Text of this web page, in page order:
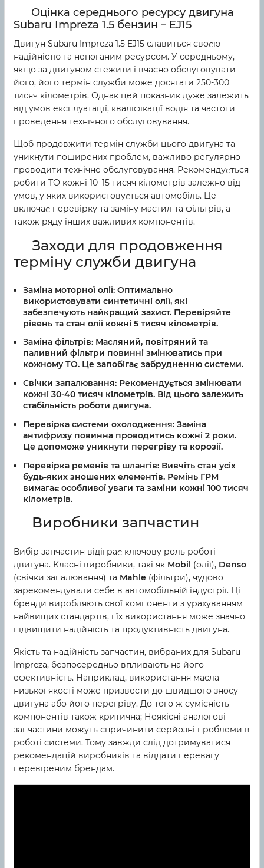
Оцінка середнього ресурсу двигуна
Subaru Impreza 1.5 бензин – EJ15
Двигун Subaru Impreza 1.5 EJ15 славиться своєю
надійністю та непоганим ресурсом. У середньому,
якщо за двигуном стежити і вчасно обслуговувати
його, його термін служби може досягати 250-300
тисяч кілометрів. Однак цей показник дуже залежить
від умов експлуатації, кваліфікації водія та частоти
проведення технічного обслуговування.
Щоб продовжити термін служби цього двигуна та
уникнути поширених проблем, важливо регулярно
проводити технічне обслуговування. Рекомендується
робити ТО кожні 10–15 тисяч кілометрів залежно від
умов, у яких використовується автомобіль. Це
включає перевірку та заміну мастил та фільтрів, а
також ряду інших важливих компонентів.
Заходи для продовження
терміну служби двигуна
Заміна моторної олії: Оптимально
використовувати синтетичні олії, які
забезпечують найкращий захист. Перевіряйте
рівень та стан олії кожні 5 тисяч кілометрів.
Заміна фільтрів: Масляний, повітряний та
паливний фільтри повинні змінюватись при
кожному ТО. Це запобігає забрудненню системи.
Свічки запалювання: Рекомендується змінювати
кожні 30-40 тисяч кілометрів. Від цього залежить
стабільність роботи двигуна.
Перевірка системи охолодження: Заміна
антифризу повинна проводитись кожні 2 роки.
Це допоможе уникнути перегріву та корозії.
Перевірка ременів та шлангів: Вивчіть стан усіх
будь-яких зношених елементів. Ремінь ГРМ
вимагає особливої уваги та заміни кожні 100 тисяч
кілометрів.
Виробники запчастин
Вибір запчастин відіграє ключову роль роботі
двигуна. Класні виробники, такі як Mobil (олії), Denso
(свічки запалювання) та Mahle (фільтри), чудово
зарекомендували себе в автомобільній індустрії. Ці
бренди виробляють свої компоненти з урахуванням
найвищих стандартів, і їх використання може значно
підвищити надійність та продуктивність двигуна.
Якість та надійність запчастин, вибраних для Subaru
Impreza, безпосередньо впливають на його
ефективність. Наприклад, використання масла
низької якості може призвести до швидшого зносу
двигуна або його перегріву. До того ж сумісність
компонентів також критична; Неякісні аналогові
запчастини можуть спричинити серйозні проблеми в
роботі системи. Тому завжди слід дотримуватися
рекомендацій виробників та віддати перевагу
перевіреним брендам.